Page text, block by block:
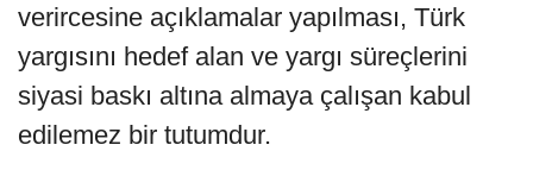
verircesine açıklamalar yapılması, Türk
yargısını hedef alan ve yargı süreçlerini
siyasi baskı altına almaya çalışan kabul
edilemez bir tutumdur.